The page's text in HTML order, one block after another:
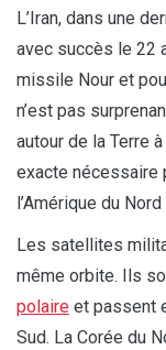
L’Iran, dans une
avec succès le 22
missile Nour et
n’est pas
autour de la Terre
exacte nécessaire
l’Amérique du
Les satellites
même orbite. Ils
polaire et passent
Sud. La Corée du